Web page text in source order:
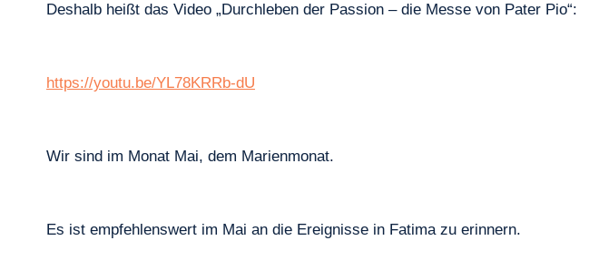
Deshalb heißt das Video „Durchleben der Passion – die Messe von Pater Pio“:
https://youtu.be/YL78KRRb-dU
Wir sind im Monat Mai, dem Marienmonat.
Es ist empfehlenswert im Mai an die Ereignisse in Fatima zu erinnern.